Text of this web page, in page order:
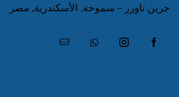
جرين تاورز – سموحة, الأسكندرية, مصر